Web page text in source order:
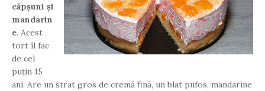
căpșuni și
mandarin
e. Acest
tort îl fac
de cel
puțin 15
ani. Are un strat gros de cremă fină, un blat pufos, mandarine